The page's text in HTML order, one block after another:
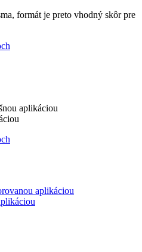
formát je preto vhodný skôr pre
aplikáciou
aplikáciou